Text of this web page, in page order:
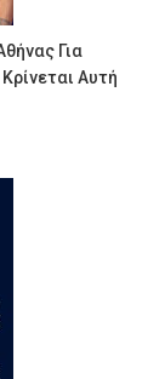
Για
Αυτή